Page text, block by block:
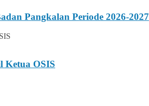
Pangkalan Periode 2026-2027
Ketua OSIS